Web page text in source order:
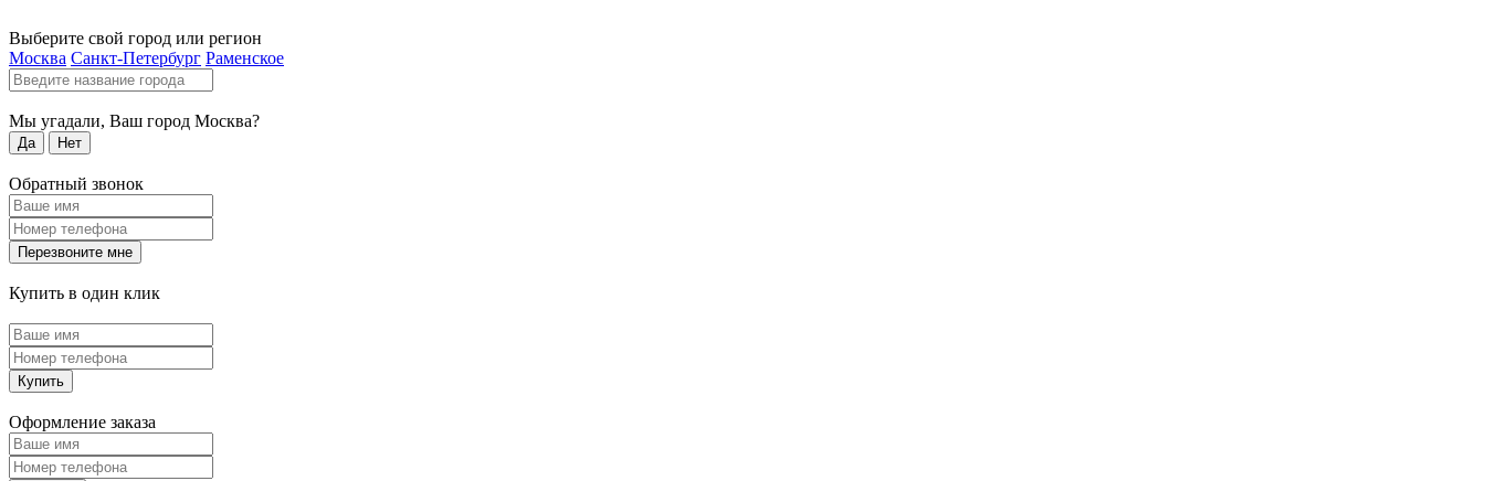
Выберите свой город или регион
Москва Санкт-Петербург Раменское
Мы угадали, Ваш город Москва?
Да Нет
Обратный звонок
Перезвоните мне
Купить в один клик
Купить
Оформление заказа